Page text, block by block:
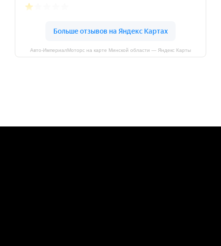
Авто-ИмпериалМоторс на карте Минской области — Яндекс Карты